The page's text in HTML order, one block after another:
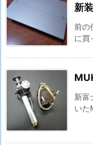
新
前の
に買
新富
いた